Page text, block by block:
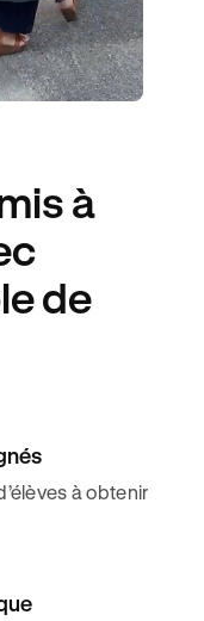
à
de
à obtenir